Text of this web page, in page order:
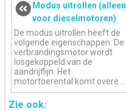
Modus uitrollen (alleen
voor dieselmotoren)
De modus uitrollen heeft de
volgende eigenschappen: De
verbrandingsmotor wordt
losgekoppeld van de
aandrijflijn. Het
motortoerental komt overe ...
Zie ook: